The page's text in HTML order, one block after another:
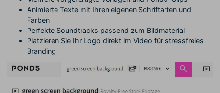
Animierte Texte mit Ihren eigenen Schriftarten und
Farben
Perfekte Soundtracks passend zum Bildmaterial
Platzieren Sie Ihr Logo direkt im Video für stressfreies
Branding